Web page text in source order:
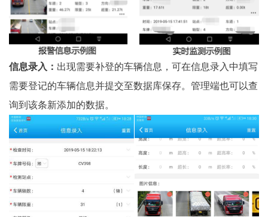
信息录入： 出现需要补登的车辆信息，可在信息录入中填写
需要登记的车辆信息并提交至数据库保存。管理端也可以查
询到该条新添加的数据。